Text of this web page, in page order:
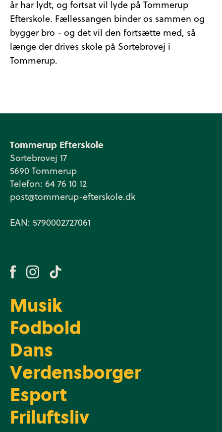
år har lydt, og fortsat vil lyde på Tommerup
Efterskole. Fællessangen binder os sammen og
bygger bro - og det vil den fortsætte med, så
længe der drives skole på Sortebrovej i
Tommerup.
Tommerup Efterskole
Sortebrovej 17
5690 Tommerup
Telefon: 64 76 10 12
post@tommerup-efterskole.dk
EAN: 5790002727061
Musik
Fodbold
Dans
Verdensborger
Esport
Friluftsliv